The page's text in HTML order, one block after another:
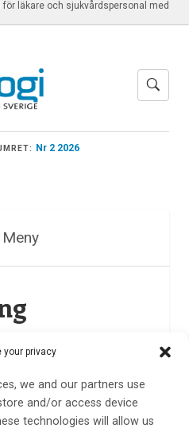
your privacy
we and our partners use
and/or access device
technologies will allow us
läkare och sjukvårdspersonal med
Nr 2 2026
Meny